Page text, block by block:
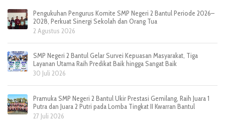
Pengukuhan Pengurus Komite SMP Negeri 2 Bantul Periode 2026–
2028, Perkuat Sinergi Sekolah dan Orang Tua
2 Agustus 2026
SMP Negeri 2 Bantul Gelar Survei Kepuasan Masyarakat, Tiga
Layanan Utama Raih Predikat Baik hingga Sangat Baik
30 Juli 2026
Pramuka SMP Negeri 2 Bantul Ukir Prestasi Gemilang, Raih Juara 1
Putra dan Juara 2 Putri pada Lomba Tingkat II Kwarran Bantul
27 Juli 2026